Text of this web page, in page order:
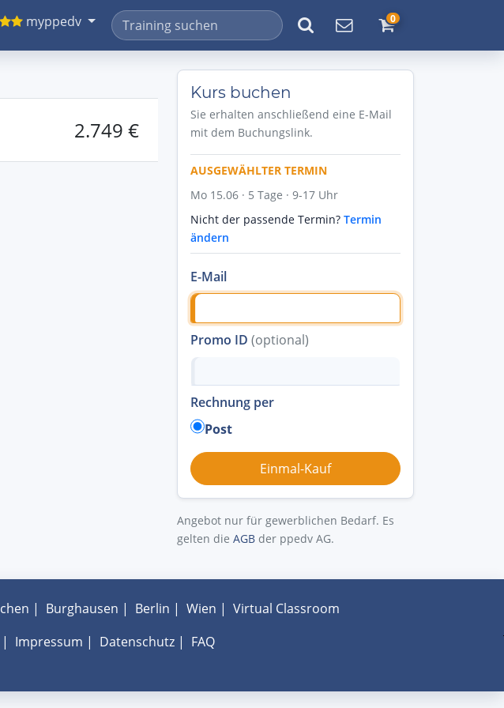
myppedv 0
2.749 €
Kurs buchen
Sie erhalten anschließend eine E-Mail
mit dem Buchungslink.
AUSGEWÄHLTER TERMIN
Mo 15.06 · 5 Tage · 9-17 Uhr
Nicht der passende Termin? Termin
ändern
E-Mail
Promo ID (optional)
Rechnung per
Post
Angebot nur für gewerblichen Bedarf. Es
gelten die AGB der ppedv AG.
| Burghausen | Berlin | Wien | Virtual Classroom
Impressum | Datenschutz| FAQ